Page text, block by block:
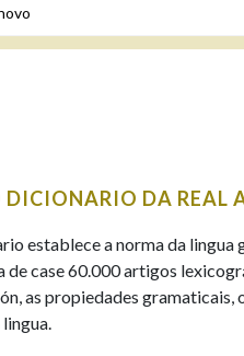
DICIONARIO DA REAL
establece a norma da
de case 60.000 artigos
as propiedades gramaticais,